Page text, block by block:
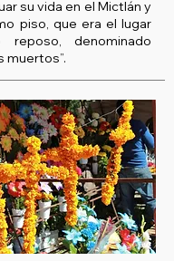
su vida en el Mictlán y
piso, que era el lugar
denominado
muertos”.